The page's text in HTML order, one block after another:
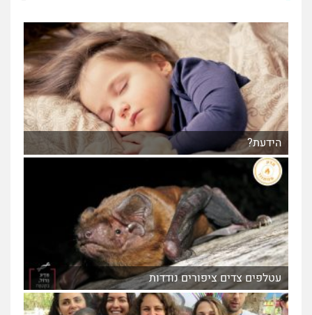
הידעת?
עטלפים צדים ציפורים נודדות